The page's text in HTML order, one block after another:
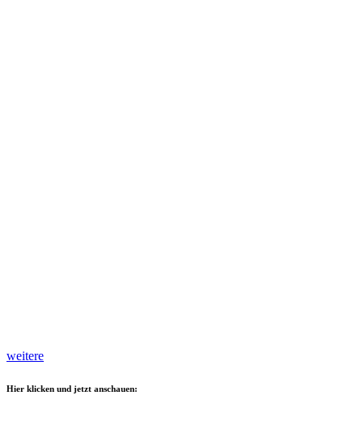
weitere
Hier klicken und jetzt anschauen: